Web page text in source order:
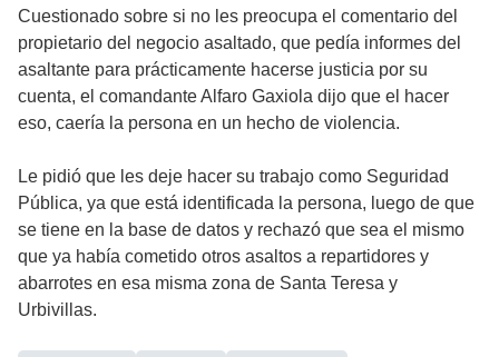
Cuestionado sobre si no les preocupa el comentario del
propietario del negocio asaltado, que pedía informes del
asaltante para prácticamente hacerse justicia por su
cuenta, el comandante Alfaro Gaxiola dijo que el hacer
eso, caería la persona en un hecho de violencia.
Le pidió que les deje hacer su trabajo como Seguridad
Pública, ya que está identificada la persona, luego de que
se tiene en la base de datos y rechazó que sea el mismo
que ya había cometido otros asaltos a repartidores y
abarrotes en esa misma zona de Santa Teresa y
Urbivillas.